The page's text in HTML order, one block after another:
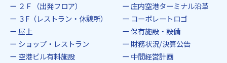
２Ｆ（出発フロア）
３F（レストラン・休憩所）
屋上
ショップ・レストラン
空港ビル有料施設
庄内空港ターミナル沿革
コーポレートロゴ
保有施設・設備
財務状況/決算公告
中間経営計画